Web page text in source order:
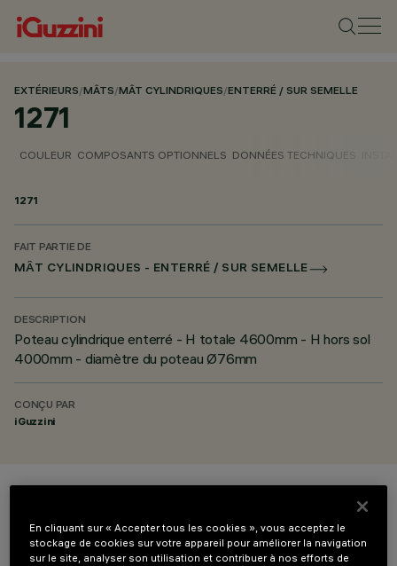
EXTÉRIEURS/MÂTS/MÂT CYLINDRIQUES/ENTERRÉ / SUR SEMELLE
1271
COULEUR COMPOSANTS OPTIONNELS DONNÉES TECHNIQUES
1271
FAIT PARTIE DE
MÂT CYLINDRIQUES - ENTERRÉ / SUR SEMELLE
DESCRIPTION
Poteau cylindrique enterré - H totale 4600mm - H hors sol
4000mm - diamètre du poteau Ø76mm
CONÇU PAR
iGuzzini
En cliquant sur « Accepter tous les cookies », vous acceptez le
stockage de cookies sur votre appareil pour améliorer la navigation
sur le site, analyser son utilisation et contribuer à nos efforts de